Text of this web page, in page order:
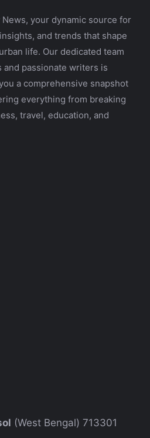
your dynamic source for
and trends that shape
life. Our dedicated team
and passionate writers is
a comprehensive snapshot
everything from breaking
travel, education, and
(West Bengal) 713301